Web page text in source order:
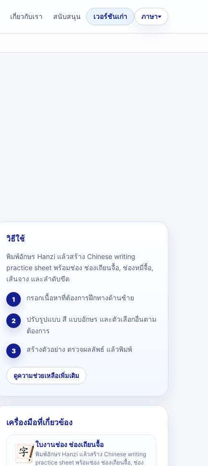
เกี่ยวกับเรา สนับสนุน เวอร์ชันเก่า ภาษา
วิธีใช้
พิมพ์อักษร Hanzi แล้วสร้าง Chinese writing
practice sheet พร้อมช่อง ช่องเถียนจื้อ, ช่องหมี่จื้อ,
เส้นจาง และลำดับขีด
1 กรอกเนื้อหาที่ต้องการฝึกทางด้านซ้าย
2
ปรับรูปแบบ สี แบบอักษร และตัวเลือกอื่นตาม
ต้องการ
3 สร้างตัวอย่าง ตรวจผลลัพธ์ แล้วพิมพ์
ดูความช่วยเหลือเพิ่มเติม
เครื่องมือที่เกี่ยวข้อง
ใบงานช่อง ช่องเถียนจื้อ
พิมพ์อักษร Hanzi แล้วสร้าง Chinese writing
practice sheet พร้อมช่อง ช่องเถียนจื้อ, ช่อง